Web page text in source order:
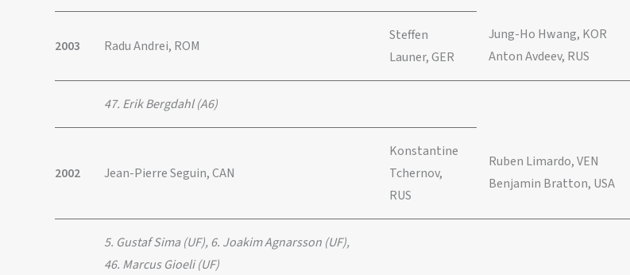
2003 Radu Andrei, ROM
Steffen
Launer, GER
Jung-Ho Hwang, KOR
Anton Avdeev, RUS
47. Erik Bergdahl (A6)
2002 Jean-Pierre Seguin, CAN
Konstantine
Tchernov,
RUS
Ruben Limardo, VEN
Benjamin Bratton, USA
5. Gustaf Sima (UF), 6. Joakim Agnarsson (UF),
46. Marcus Gioeli (UF)